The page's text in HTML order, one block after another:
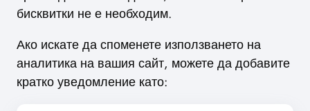
бисквитки не е необходим.
Ако искате да споменете използването на
аналитика на вашия сайт, можете да добавите
кратко уведомление като: